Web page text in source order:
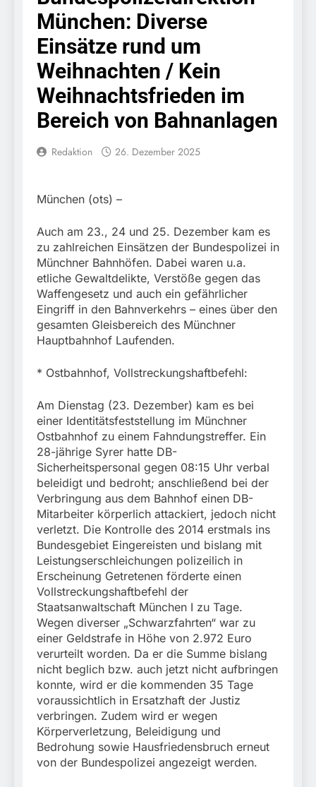
Knopfdruck / Schnelle
Festnahme nach
sexueller Belästigung
Bundespolizeidirektion
München: Bundespolizei
kontrolliert
grenzüberschreitenden
Verkehr / Waffenfund im
Fahrzeug
7. August 2026
Bundespolizeidirektion
München: Schneller
festgenommen als die
Reise nach Ungarn
beendet / Bundespolizei
Ungarn mit
6. August 2026
Bundespolizeidirektion
München: Ausgesetzte
Katze am Bahnhof
Bamberg aufgefunden –
6. August 2026
Finanzkontrolle
Schwarzarbeit führen zu
rechtskräftiger
Verurteilung wegen
Betrugs
München: Europaweit
gesuchtes Mitglied einer
kriminellen Vereinigung
geht ins Netz –
Bundespolizei vollstreckt
europäischen
Auslieferungshaftbefehl
6. August 2026
Bundespolizeidirektion
München: Update zu den
Einsatzmaßnahmen der
Bundespolizei in
Saarbrücken
5. August 2026
Bundespolizeidirektion
München:
Beinahekollision an
Bahnübergang in Aubing
wegen gefährlichen
Bahnverkehr
5. August 2026
München: Diverse
Einsätze rund um
Weihnachten / Kein
Weihnachtsfrieden im
Bereich von Bahnanlagen
Redaktion 26. Dezember 2025
München (ots) –
Auch am 23., 24 und 25. Dezember kam es
zu zahlreichen Einsätzen der Bundespolizei in
Münchner Bahnhöfen. Dabei waren u.a.
etliche Gewaltdelikte, Verstöße gegen das
Waffengesetz und auch ein gefährlicher
Eingriff in den Bahnverkehrs – eines über den
gesamten Gleisbereich des Münchner
Hauptbahnhof Laufenden.
* Ostbahnhof, Vollstreckungshaftbefehl:
Am Dienstag (23. Dezember) kam es bei
einer Identitätsfeststellung im Münchner
Ostbahnhof zu einem Fahndungstreffer. Ein
28-jährige Syrer hatte DB-
Sicherheitspersonal gegen 08:15 Uhr verbal
beleidigt und bedroht; anschließend bei der
Verbringung aus dem Bahnhof einen DB-
Mitarbeiter körperlich attackiert, jedoch nicht
verletzt. Die Kontrolle des 2014 erstmals ins
Bundesgebiet Eingereisten und bislang mit
Leistungserschleichungen polizeilich in
Erscheinung Getretenen förderte einen
Vollstreckungshaftbefehl der
Staatsanwaltschaft München I zu Tage.
Wegen diverser „Schwarzfahrten“ war zu
einer Geldstrafe in Höhe von 2.972 Euro
verurteilt worden. Da er die Summe bislang
nicht beglich bzw. auch jetzt nicht aufbringen
konnte, wird er die kommenden 35 Tage
voraussichtlich in Ersatzhaft der Justiz
verbringen. Zudem wird er wegen
Körperverletzung, Beleidigung und
Bedrohung sowie Hausfriedensbruch erneut
von der Bundespolizei angezeigt werden.